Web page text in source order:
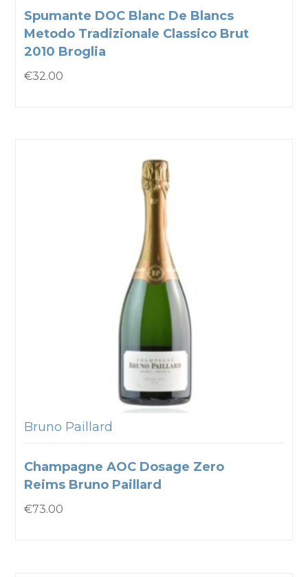
Spumante DOC Blanc De Blancs
Metodo Tradizionale Classico Brut
2010 Broglia
€32.00
Bruno Paillard
Champagne AOC Dosage Zero
Reims Bruno Paillard
€73.00